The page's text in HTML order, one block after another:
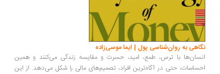
نگاهی به روان‌شناسی پول | ایما موسی‌زاده
انسان‌ها با ترس، طمع، امید، حسرت و مقایسه زندگی می‌کنند و همین
احساسات، حتی در آگاه‌ترین افراد، تصمیم‌های مالی را شکل می‌دهد. از این